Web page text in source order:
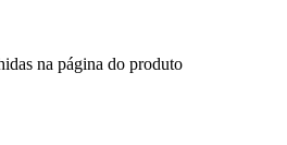
na página do produto